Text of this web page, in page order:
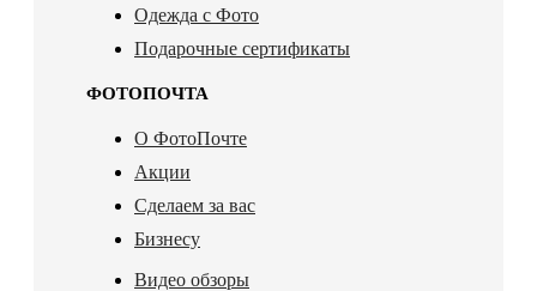
Одежда с Фото
Подарочные сертификаты
ФОТОПОЧТА
О ФотоПочте
Акции
Сделаем за вас
Бизнесу
Видео обзоры